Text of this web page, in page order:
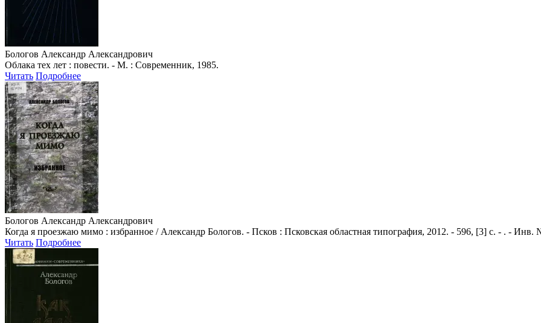
Бологов Александр Александрович
Облака тех лет : повести. - М. : Современник, 1985.
Читать Подробнее
Бологов Александр Александрович
Когда я проезжаю мимо : избранное / Александр Бологов. - Псков : Псковская областная типография, 2012. - 596, [3] с. - . - Инв.
Читать Подробнее